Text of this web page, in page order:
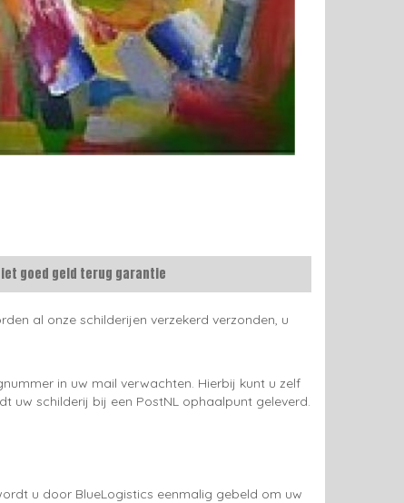
goed geld terug garantie
al onze schilderijen verzekerd verzonden, u
in uw mail verwachten. Hierbij kunt u zelf
uw schilderij bij een PostNL ophaalpunt geleverd.
u door BlueLogistics eenmalig gebeld om uw